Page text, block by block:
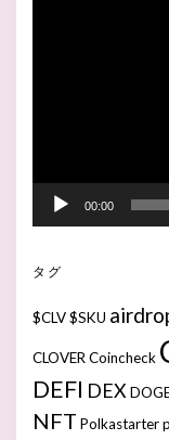
00:00
タグ
$CLV$SKU
CLOVERCoincheck
DEFI DEX
NFT Polkastarter